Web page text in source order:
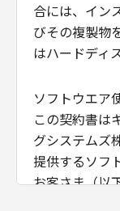
合には、イン
びその複製物
はハードディ
ソフトウエア
この契約書は
グシステムズ
提供するソフ
お客さま（以